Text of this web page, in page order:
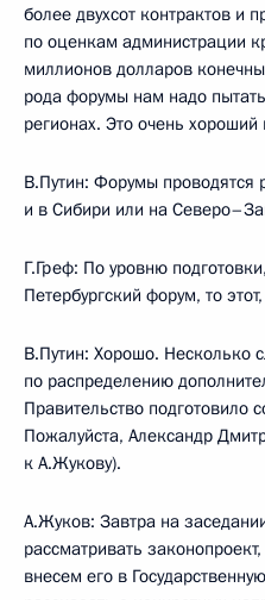
более двухсот контрактов и
по оценкам администрации
миллионов долларов
рода форумы нам надо
регионах. Это очень
В.Путин: Форумы проводятся
и в Сибири или на
Г.Греф: По уровню
Петербургский форум, то
В.Путин: Хорошо. Несколько
по распределению
Правительство подготовило
Пожалуйста, Александр
к А.Жукову).
А.Жуков: Завтра на
рассматривать
внесем его в